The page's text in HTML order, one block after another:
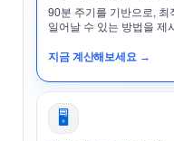
90분 주기를 기반으로, 최
일어날 수 있는 방법을 제
지금 계산해보세요 →
🖥️